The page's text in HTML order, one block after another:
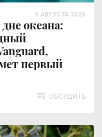
океана:
первый
5 АВГУСТА 2026
ОБСУДИТЬ